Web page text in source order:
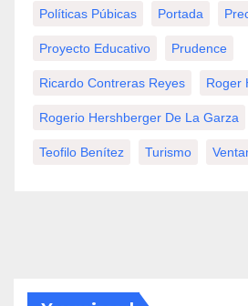
Políticas Púbicas Portada
Proyecto Educativo Prudence
Ricardo Contreras Reyes Roger
Rogerio Hershberger De La Garza
Teofilo Benítez Turismo